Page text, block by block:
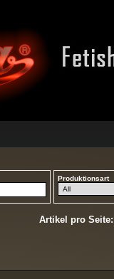
Produktionsart
Artikel pro Seite: